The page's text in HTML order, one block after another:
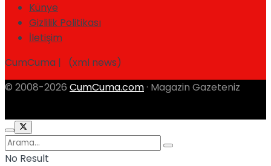
Künye
Gizlilik Politikası
İletişim
CumCuma | (xml news)
© 2008-2026 CumCuma.com · Magazin Gazeteniz
No Result